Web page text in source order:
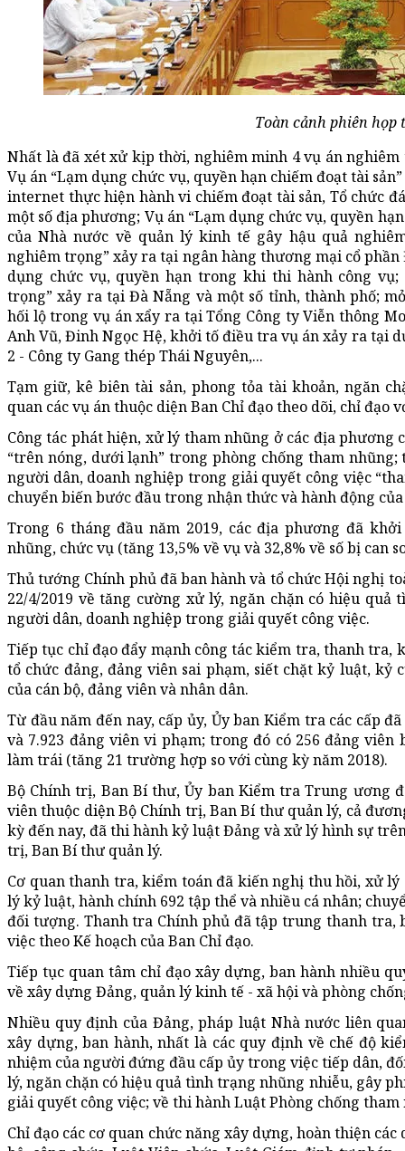
Toàn cảnh phiên họp
Nhất là đã xét xử kịp thời, nghiêm minh 4 vụ án
Vụ án “Lạm dụng chức vụ, quyền hạn chiếm đoạt tài
internet thực hiện hành vi chiếm đoạt tài sản, Tổ chức
một số địa phương; Vụ án “Lạm dụng chức vụ, quyền
của Nhà nước về quản lý kinh tế gây hậu quả
nghiêm trọng” xảy ra tại ngân hàng thương mại cổ phần
dụng chức vụ, quyền hạn trong khi thi hành công
trọng” xảy ra tại Đà Nẵng và một số tỉnh, thành phố;
hối lộ trong vụ án xẩy ra tại Tổng Công ty Viễn thông
Anh Vũ, Đinh Ngọc Hệ, khởi tố điều tra vụ án xảy ra tại
2 - Công ty Gang thép Thái Nguyên,...
Tạm giữ, kê biên tài sản, phong tỏa tài khoản, ngăn
quan các vụ án thuộc diện Ban Chỉ đạo theo dõi, chỉ đạo
Công tác phát hiện, xử lý tham nhũng ở các địa
“trên nóng, dưới lạnh” trong phòng chống tham
người dân, doanh nghiệp trong giải quyết công việc
chuyển biến bước đầu trong nhận thức và hành động
Trong 6 tháng đầu năm 2019, các địa phương đã
nhũng, chức vụ (tăng 13,5% về vụ và 32,8% về số bị can
Thủ tướng Chính phủ đã ban hành và tổ chức Hội nghị
22/4/2019 về tăng cường xử lý, ngăn chặn có hiệu
người dân, doanh nghiệp trong giải quyết công việc.
Tiếp tục chỉ đạo đẩy mạnh công tác kiểm tra, thanh
tổ chức đảng, đảng viên sai phạm, siết chặt kỷ luật,
của cán bộ, đảng viên và nhân dân.
Từ đầu năm đến nay, cấp ủy, Ủy ban Kiểm tra các cấp
và 7.923 đảng viên vi phạm; trong đó có 256 đảng
làm trái (tăng 21 trường hợp so với cùng kỳ năm 2018).
Bộ Chính trị, Ban Bí thư, Ủy ban Kiểm tra Trung ương
viên thuộc diện Bộ Chính trị, Ban Bí thư quản lý, cả
kỳ đến nay, đã thi hành kỷ luật Đảng và xử lý hình sự
trị, Ban Bí thư quản lý.
Cơ quan thanh tra, kiểm toán đã kiến nghị thu hồi, xử
lý kỷ luật, hành chính 692 tập thể và nhiều cá nhân;
đối tượng. Thanh tra Chính phủ đã tập trung thanh tra,
việc theo Kế hoạch của Ban Chỉ đạo.
Tiếp tục quan tâm chỉ đạo xây dựng, ban hành nhiều
về xây dựng Đảng, quản lý kinh tế - xã hội và phòng
Nhiều quy định của Đảng, pháp luật Nhà nước liên
xây dựng, ban hành, nhất là các quy định về chế độ
nhiệm của người đứng đầu cấp ủy trong việc tiếp dân,
lý, ngăn chặn có hiệu quả tình trạng nhũng nhiễu, gây
giải quyết công việc; về thi hành Luật Phòng chống tham
Chỉ đạo các cơ quan chức năng xây dựng, hoàn thiện